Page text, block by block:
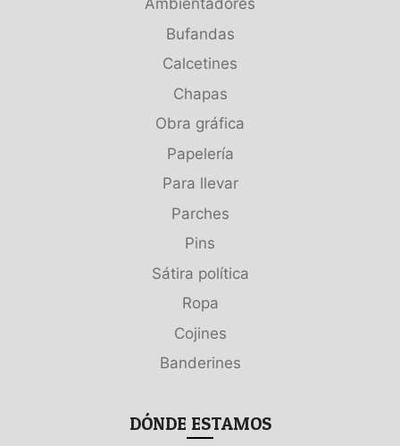
Ambientadores
Bufandas
Calcetines
Chapas
Obra gráfica
Papelería
Para llevar
Parches
Pins
Sátira política
Ropa
Cojines
Banderines
DÓNDE ESTAMOS